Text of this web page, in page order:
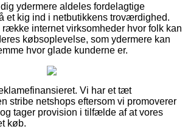
ydermere aldeles fordelagtige
et kig ind i netbutikkens troværdighed.
række internet virksomheder hvor folk kan
købsoplevelse, som ydermere kan
hvor glade kunderne er.
Vi har et tæt
stribe netshops eftersom vi promoverer
tager provision i tilfælde af at vores
køb.